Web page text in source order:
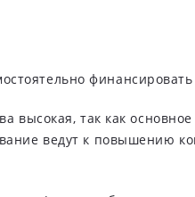
высокая, так как
ведут к повышению